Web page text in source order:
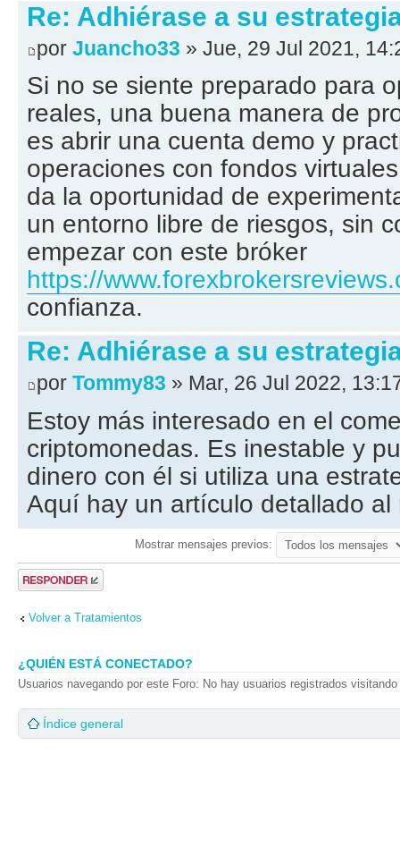
Re: Adhiérase a su
por Juancho33 » Jue, 29 Jul 2021,
Si no se siente preparado para
reales, una buena manera de
es abrir una cuenta demo y
operaciones con fondos
da la oportunidad de
un entorno libre de riesgos, sin
empezar con este bróker
https://
confianza.
Re: Adhiérase a su
por Tommy83 » Mar, 26 Jul 2022,
Estoy más interesado en el
criptomonedas. Es inestable y
dinero con él si utiliza una
Aquí hay un artículo detallado
Mostrar mensajes previos:
Publicar una
respuesta
Volver a Tratamientos
¿QUIÉN ESTÁ CONECTADO?
Usuarios navegando por este Foro: No hay usuarios registrados
Índice general